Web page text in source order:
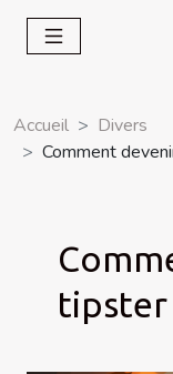
Accueil
Divers
Comment
tipster